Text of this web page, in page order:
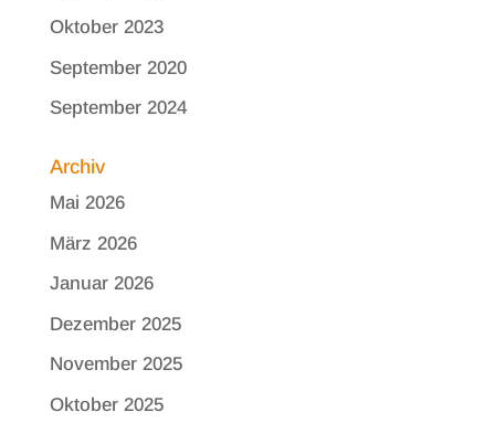
Oktober 2023
September 2020
September 2024
Archiv
Mai 2026
März 2026
Januar 2026
Dezember 2025
November 2025
Oktober 2025